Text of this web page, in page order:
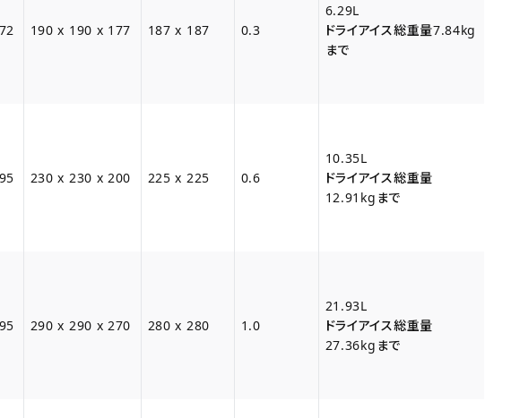
190 x 190 x 177 187 x 187 0.3
6.29L
ドライアイス総重量7.84kg
まで
230 x 230 x 200 225 x 225 0.6
10.35L
ドライアイス総重量
12.91kgまで
290 x 290 x 270 280 x 280 1.0
21.93L
ドライアイス総重量
27.36kgまで